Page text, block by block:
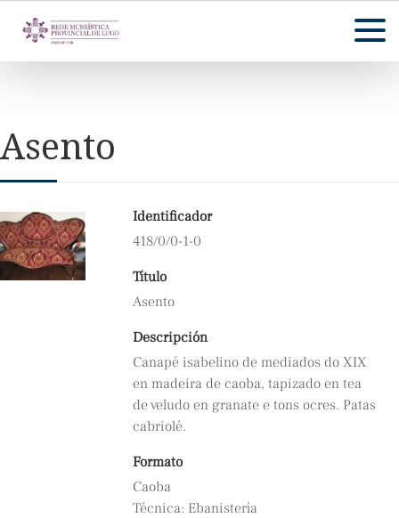
Asento
Identificador
418/0/0-1-0
Título
Asento
Descripción
Canapé isabelino de mediados do XIX
en madeira de caoba, tapizado en tea
de veludo en granate e tons ocres. Patas
cabriolé.
Formato
Caoba
Técnica: Ebanistería